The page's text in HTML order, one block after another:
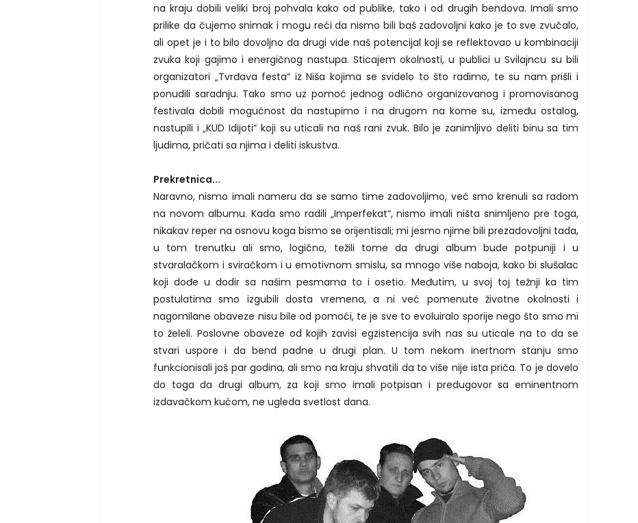
na kraju dobili veliki broj pohvala kako od publike, tako i od drugih bendova. Imali smo
prilike da čujemo snimak i mogu reći da nismo bili baš zadovoljni kako je to sve zvučalo,
ali opet je i to bilo dovoljno da drugi vide naš potencijal koji se reflektovao u kombinaciji
zvuka koji gajimo i energičnog nastupa. Sticajem okolnosti, u publici u Svilajncu su bili
organizatori „Tvrđava festa“ iz Niša kojima se svidelo to što radimo, te su nam prišli i
ponudili saradnju. Tako smo uz pomoć jednog odlično organizovanog i promovisanog
festivala dobili mogućnost da nastupimo i na drugom na kome su, između ostalog,
nastupili i „KUD Idijoti“ koji su uticali na naš rani zvuk. Bilo je zanimljivo deliti binu sa tim
ljudima, pričati sa njima i deliti iskustva.
Prekretnica...
Naravno, nismo imali nameru da se samo time zadovoljimo, već smo krenuli sa radom
na novom albumu. Kada smo radili „Imperfekat“, nismo imali ništa snimljeno pre toga,
nikakav reper na osnovu koga bismo se orijentisali; mi jesmo njime bili prezadovoljni tada,
u tom trenutku ali smo, logično, težili tome da drugi album bude potpuniji i u
stvaralačkom i sviračkom i u emotivnom smislu, sa mnogo više naboja, kako bi slušalac
koji dođe u dodir sa našim pesmama to i osetio. Međutim, u svoj toj težnji ka tim
postulatima smo izgubili dosta vremena, a ni već pomenute životne okolnosti i
nagomilane obaveze nisu bile od pomoći, te je sve to evoluiralo sporije nego što smo mi
to želeli. Poslovne obaveze od kojih zavisi egzistencija svih nas su uticale na to da se
stvari uspore i da bend padne u drugi plan. U tom nekom inertnom stanju smo
funkcionisali još par godina, ali smo na kraju shvatili da to više nije ista priča. To je dovelo
do toga da drugi album, za koji smo imali potpisan i predugovor sa eminentnom
izdavačkom kućom, ne ugleda svetlost dana.